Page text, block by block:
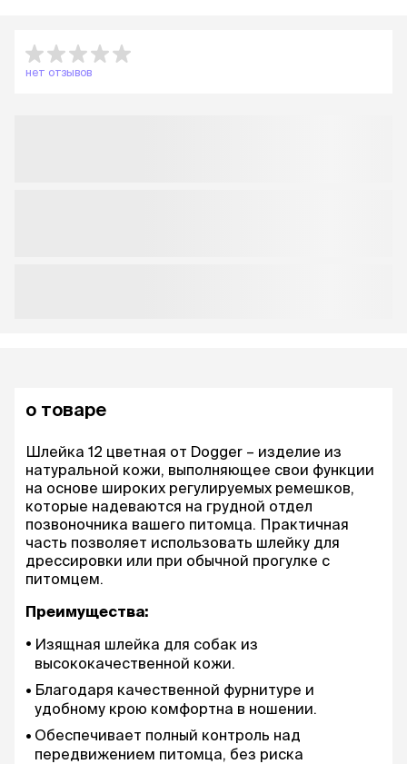
нет отзывов
о товаре
Шлейка 12 цветная от Dogger – изделие из
натуральной кожи, выполняющее свои функции
на основе широких регулируемых ремешков,
которые надеваются на грудной отдел
позвоночника вашего питомца. Практичная
часть позволяет использовать шлейку для
дрессировки или при обычной прогулке с
питомцем.
Преимущества:
Изящная шлейка для собак из
высококачественной кожи.
Благодаря качественной фурнитуре и
удобному крою комфортна в ношении.
Обеспечивает полный контроль над
передвижением питомца, без риска